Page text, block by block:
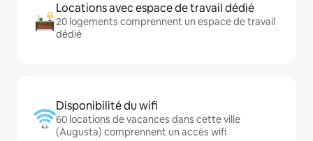
Locations avec espace de travail dédié
20 logements comprennent un espace de travail
dédié
Disponibilité du wifi
60 locations de vacances dans cette ville
(Augusta) comprennent un accès wifi